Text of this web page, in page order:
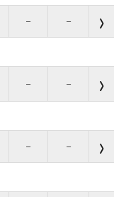
– –
– –
– –